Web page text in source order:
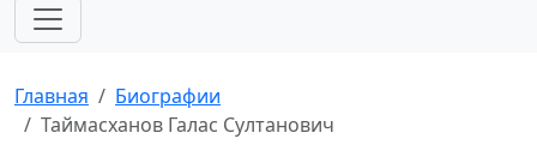
Главная
Биографии
Таймасханов Галас Султанович